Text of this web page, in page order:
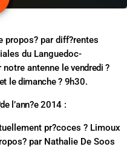
propos? par diff?rentes
du Languedoc-
notre antenne le vendredi ?
le dimanche ? 9h30.
l’ann?e 2014 :
pr?coces ? Limoux
par Nathalie De Soos